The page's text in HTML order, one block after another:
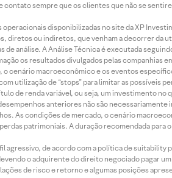
sempre que os clientes que não se
disponibilizadas no site da XP
diretos ou indiretos, que venham a decorrer da
de análise. A Análise Técnica é executada
os resultados divulgados pelas companhias
cenário macroeconômico e os eventos
utilização de “stops” para limitar as possíveis
de renda variável, ou seja, um investimento
anteriores não são
As condições de mercado, o cenário
patrimoniais. A duração recomendada para
de acordo com a política de suitability
o adquirente do direito negociado pagar
de risco e retorno e algumas posições